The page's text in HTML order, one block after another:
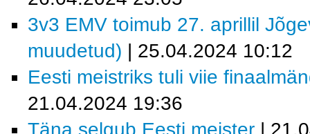
3v3 EMV toimub 27. aprillil
muudetud) | 25.04.2024 10:12
Eesti meistriks tuli viie
21.04.2024 19:36
Täna selgub Eesti meister |